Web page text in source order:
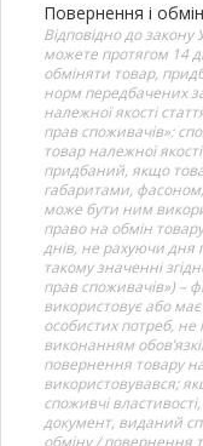
Повернення і обмін
Відповідно до
можете протягом 14
обміняти товар,
норм передбачених
належної якості
прав споживачів»:
товар належної
придбаний, якщо
габаритами,
може бути ним
право на обмін
днів, не рахуючи дня
такому значенні
прав споживачів») –
використовує або
особистих потреб, не
виконанням
повернення товару
використовувався;
споживчі
документ, виданий
обміну / повернення